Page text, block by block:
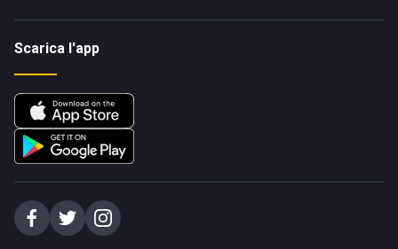
Scarica l'app